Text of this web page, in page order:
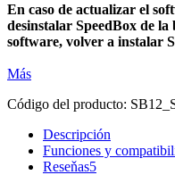
En caso de actualizar el
desinstalar SpeedBox de
software, volver a instalar
Más
Código del producto:
Descripción
Funciones y
Reseňas5